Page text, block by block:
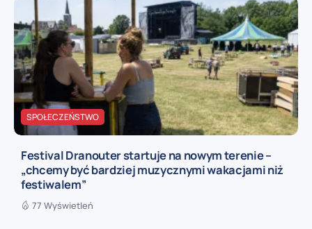
SPOŁECZEŃSTWO
Festival Dranouter startuje na nowym terenie –
„chcemy być bardziej muzycznymi wakacjami niż
festiwalem”
77 Wyświetleń